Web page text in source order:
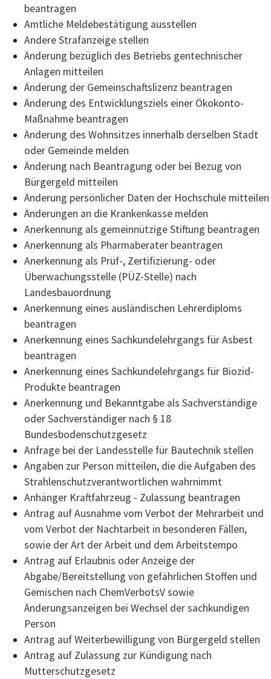
beantragen
Amtliche Meldebestätigung ausstellen
Andere Strafanzeige stellen
Änderung bezüglich des Betriebs gentechnischer
Anlagen mitteilen
Änderung der Gemeinschaftslizenz beantragen
Änderung des Entwicklungsziels einer Ökokonto-
Maßnahme beantragen
Änderung des Wohnsitzes innerhalb derselben Stadt
oder Gemeinde melden
Änderung nach Beantragung oder bei Bezug von
Bürgergeld mitteilen
Änderung persönlicher Daten der Hochschule mitteilen
Änderungen an die Krankenkasse melden
Anerkennung als gemeinnützige Stiftung beantragen
Anerkennung als Pharmaberater beantragen
Anerkennung als Prüf-, Zertifizierung- oder
Überwachungsstelle (PÜZ-Stelle) nach
Landesbauordnung
Anerkennung eines ausländischen Lehrerdiploms
beantragen
Anerkennung eines Sachkundelehrgangs für Asbest
beantragen
Anerkennung eines Sachkundelehrgangs für Biozid-
Produkte beantragen
Anerkennung und Bekanntgabe als Sachverständige
oder Sachverständiger nach § 18
Bundesbodenschutzgesetz
Anfrage bei der Landesstelle für Bautechnik stellen
Angaben zur Person mitteilen, die die Aufgaben des
Strahlenschutzverantwortlichen wahrnimmt
Anhänger Kraftfahrzeug - Zulassung beantragen
Antrag auf Ausnahme vom Verbot der Mehrarbeit und
vom Verbot der Nachtarbeit in besonderen Fällen,
sowie der Art der Arbeit und dem Arbeitstempo
Antrag auf Erlaubnis oder Anzeige der
Abgabe/Bereitstellung von gefährlichen Stoffen und
Gemischen nach ChemVerbotsV sowie
Änderungsanzeigen bei Wechsel der sachkundigen
Person
Antrag auf Weiterbewilligung von Bürgergeld stellen
Antrag auf Zulassung zur Kündigung nach
Mutterschutzgesetz